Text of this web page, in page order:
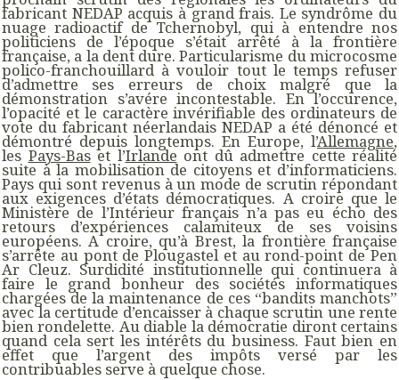
fabricant NEDAP acquis à grand frais. Le syndrôme du
nuage radioactif de Tchernobyl, qui à entendre nos
politiciens de l’époque s’était arrêté à la frontière
française, a la dent dure. Particularisme du microcosme
polico-franchouillard à vouloir tout le temps refuser
d’admettre ses erreurs de choix malgré que la
démonstration s’avére incontestable. En l’occurence,
l’opacité et le caractère invérifiable des ordinateurs de
vote du fabricant néerlandais NEDAP a été dénoncé et
démontré depuis longtemps. En Europe, l’Allemagne,
les Pays-Baset l’Irlande ont dû admettre cette réalité
suite à la mobilisation de citoyens et d’informaticiens.
Pays qui sont revenus à un mode de scrutin répondant
aux exigences d’états démocratiques. A croire que le
Ministère de l’Intérieur français n’a pas eu écho des
retours d’expériences calamiteux de ses voisins
européens. A croire, qu’à Brest, la frontière française
s’arrête au pont de Plougastel et au rond-point de Pen
Ar Cleuz. Surdidité institutionnelle qui continuera à
faire le grand bonheur des sociétés informatiques
chargées de la maintenance de ces “bandits manchots”
avec la certitude d’encaisser à chaque scrutin une rente
bien rondelette. Au diable la démocratie diront certains
quand cela sert les intérêts du business. Faut bien en
effet que l’argent des impôts versé par les
contribuables serve à quelque chose.